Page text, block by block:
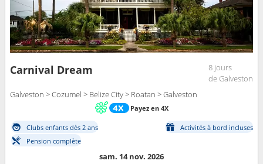
Carnival Dream
8 jours
de Galveston
Galveston > Cozumel > Belize City > Roatan > Galveston
Payez en 4X
Clubs enfants dès 2 ans
Activités à bord incluses
Pension complète
sam. 14 nov. 2026